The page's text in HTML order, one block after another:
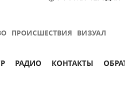
ПРОИСШЕСТВИЯ ВИЗУАЛ
РАДИО КОНТАКТЫ